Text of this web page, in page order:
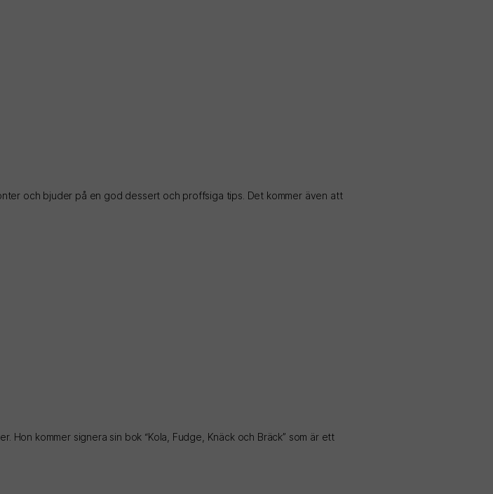
och bjuder på en god dessert och proffsiga tips. Det kommer även att
Hon kommer signera sin bok “Kola, Fudge, Knäck och Bräck” som är ett